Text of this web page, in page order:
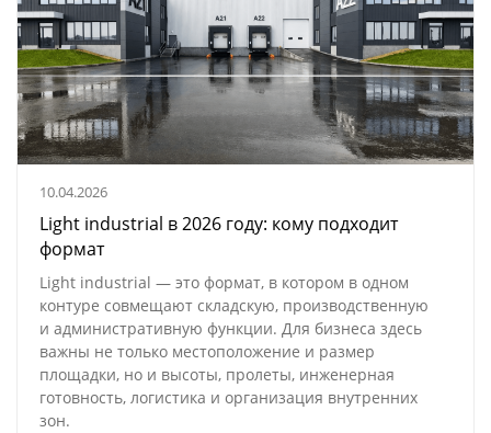
10.04.2026
Light industrial в 2026 году: кому подходит
формат
Light industrial — это формат, в котором в одном
контуре совмещают складскую, производственную
и административную функции. Для бизнеса здесь
важны не только местоположение и размер
площадки, но и высоты, пролеты, инженерная
готовность, логистика и организация внутренних
зон.